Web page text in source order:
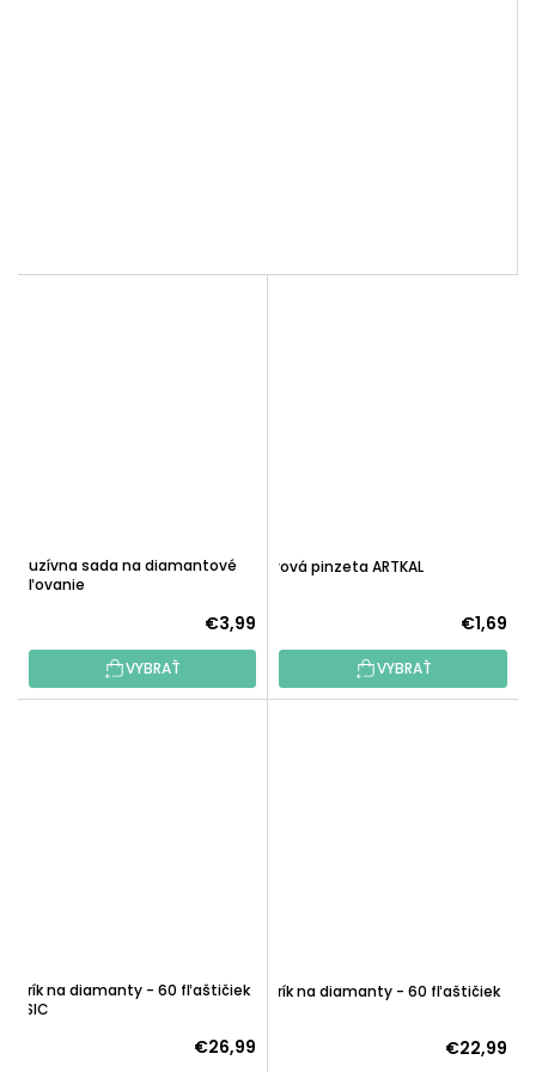
Exkluzívna sada na diamantové
maľovanie
€3,99
VYBRAŤ
Kovová pinzeta ARTKAL
€1,69
VYBRAŤ
Kufrík na diamanty - 60 fľaštičiek
MUSIC
€26,99
Kufrík na diamanty - 60 fľaštičiek
€22,99